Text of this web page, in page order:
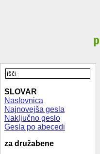
SLOVAR
Naslovnica
Najnovejša gesla
Naključno geslo
Gesla po abecedi
za družabene